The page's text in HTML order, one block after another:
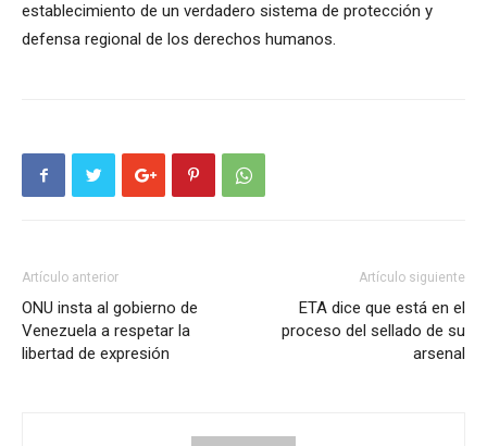
establecimiento de un verdadero sistema de protección y
defensa regional de los derechos humanos.
Artículo anterior
ONU insta al gobierno de
Venezuela a respetar la
libertad de expresión
Artículo siguiente
ETA dice que está en el
proceso del sellado de su
arsenal